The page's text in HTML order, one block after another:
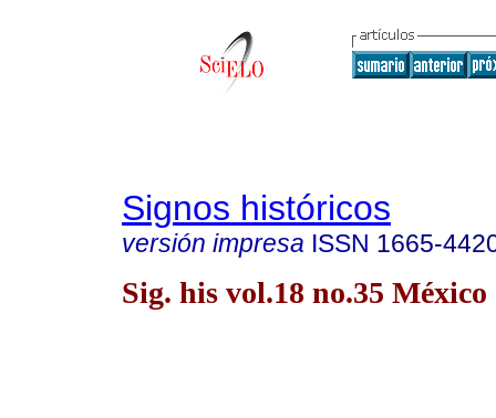
Signos históricos
versión impresa ISSN 1665-
Sig. his vol.18 no.35